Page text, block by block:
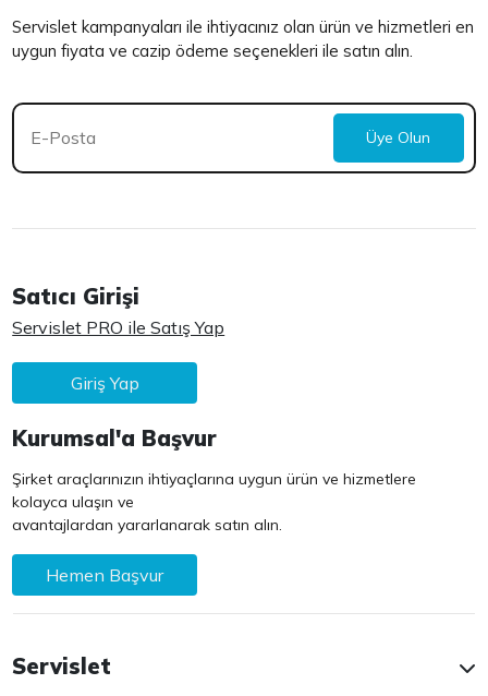
Servislet kampanyaları ile ihtiyacınız olan ürün ve hizmetleri en
uygun fiyata ve cazip ödeme seçenekleri ile satın alın.
Üye Olun
Satıcı Girişi
Servislet PRO ile Satış Yap
Giriş Yap
Kurumsal'a Başvur
Şirket araçlarınızın ihtiyaçlarına uygun ürün ve hizmetlere
kolayca ulaşın ve
avantajlardan yararlanarak satın alın.
Hemen Başvur
Servislet